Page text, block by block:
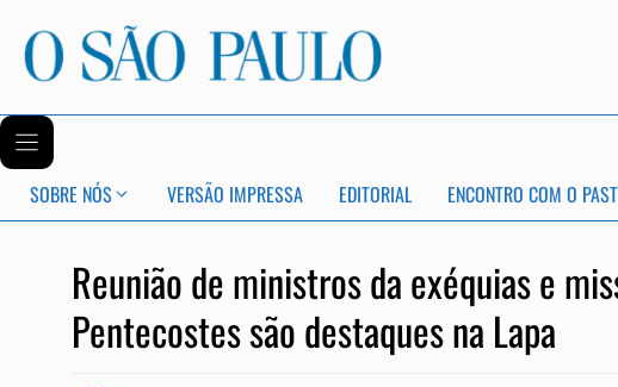
SOBRE NÓS VERSÃO IMPRESSA EDITORIAL ENCONTRO COM O
Reunião de ministros da exéquias e
Pentecostes são destaques na Lapa